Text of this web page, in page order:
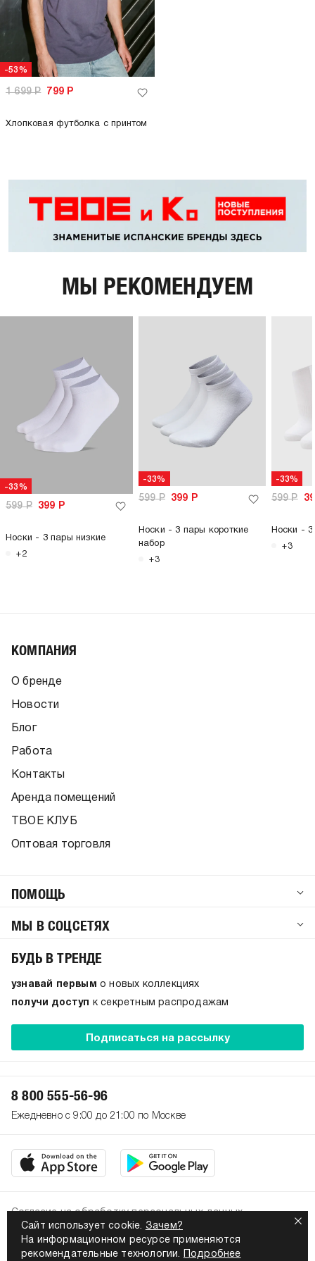
-53%
1 699Р 799 Р
Хлопковая футболка с принтом
МЫ РЕКОМЕНДУЕМ
-33%
599Р 399 Р
Носки - 3 пары низкие
+2
-33%
599Р 399 Р
Носки - 3 пары короткие
набор
+3
-33%
599Р
Носки - 3
+3
Сайт использует cookie. Зачем?
На информационном ресурсе применяются
рекомендательные технологии.
Подробнее
КОМПАНИЯ
О бренде
Новости
Блог
Работа
Контакты
Аренда помещений
ТВОЕ КЛУБ
Оптовая торговля
ПОМОЩЬ
МЫ В СОЦСЕТЯХ
БУДЬ В ТРЕНДЕ
узнавай первым о новых коллекциях
получи доступ к секретным распродажам
Подписаться на рассылку
8 800 555-56-96
Ежедневно с 9:00 до 21:00 по Москве
2026. Все права защищены
Политика конфиденциальности
Согласие на обработку персональных данных